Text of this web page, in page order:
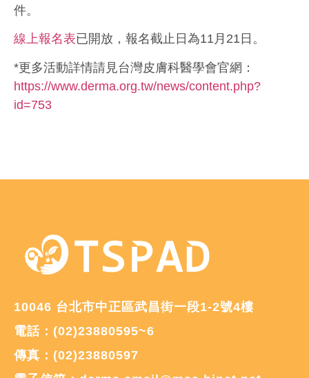
件。
線上報名表已開放，報名截止日為11月21日。
*更多活動詳情請見台灣皮膚科醫學會官網：
https://www.derma.org.tw/news/content.php?
id=753
10046 台北市中正區武昌街一段1-2號4樓
電話：(02)23880595~6
傳真：(02)23880597